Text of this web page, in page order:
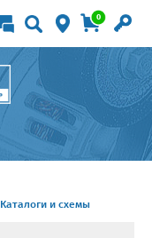
0
Каталоги и схемы